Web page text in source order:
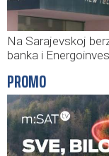
Na Sarajevskoj
banka i
PROMO